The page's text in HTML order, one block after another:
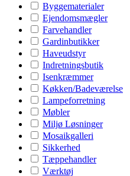
Byggematerialer
Ejendomsmægler
Farvehandler
Gardinbutikker
Haveudstyr
Indretningsbutik
Isenkræmmer
Køkken/Badeværelse
Lampeforretning
Møbler
Miljø Løsninger
Mosaikgalleri
Sikkerhed
Tæppehandler
Værktøj